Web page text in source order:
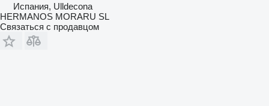
Испания, Ulldecona
HERMANOS MORARU SL
Связаться с продавцом